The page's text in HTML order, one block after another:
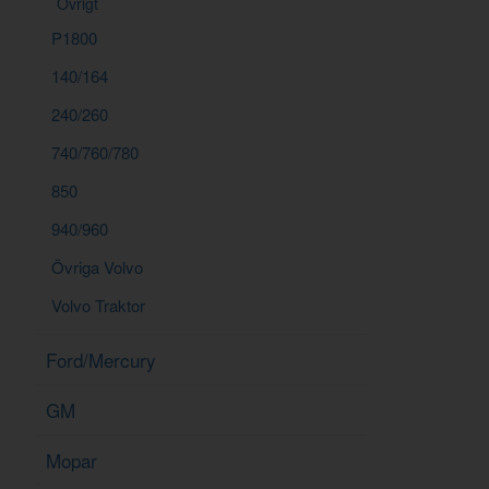
P1800
140/164
240/260
740/760/780
850
940/960
Övriga Volvo
Volvo Traktor
Ford/Mercury
GM
Mopar